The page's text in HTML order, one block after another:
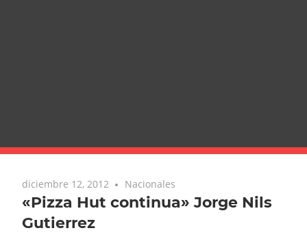
diciembre 12, 2012 Nacionales
«Pizza Hut continua» Jorge Nils
Gutierrez